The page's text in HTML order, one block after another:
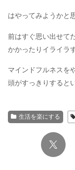
はやってみようかと
前はすぐ思い出せて
かかったりイライラ
マインドフルネスを
頭がすっきりすると
生活を楽にする